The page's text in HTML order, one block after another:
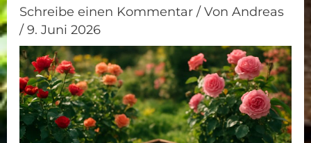
Schreibe einen Kommentar / VonAndreas
/9. Juni 2026